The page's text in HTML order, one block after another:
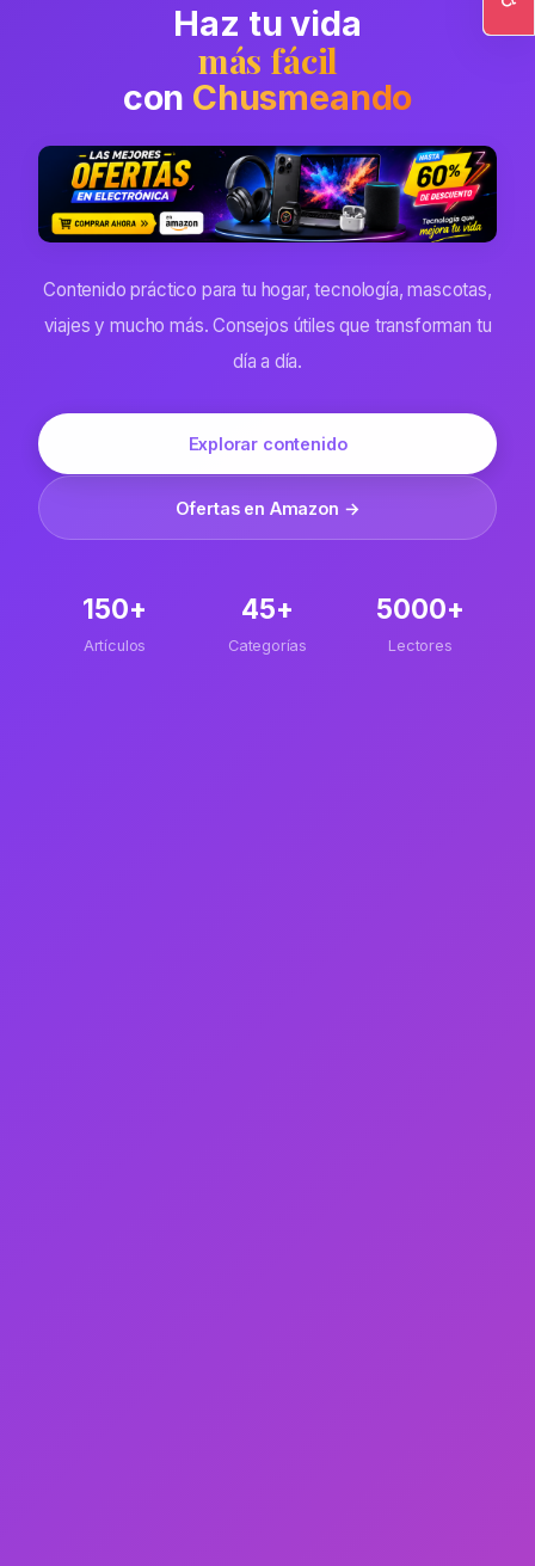
Haz tu vida
más fácil
con Chusmeando
Contenido práctico para tu hogar, tecnología, mascotas,
viajes y mucho más. Consejos útiles que transforman tu
día a día.
Explorar contenido
Ofertas en Amazon →
150+
Artículos
45+
Categorías
5000+
Lectores